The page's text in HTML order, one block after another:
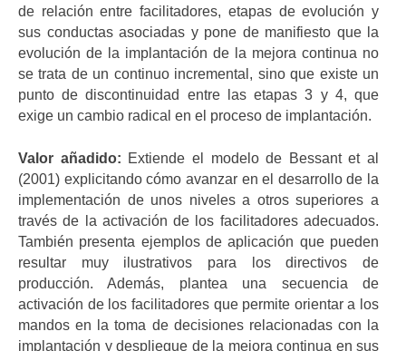
de relación entre facilitadores, etapas de evolución y
sus conductas asociadas y pone de manifiesto que la
evolución de la implantación de la mejora continua no
se trata de un continuo incremental, sino que existe un
punto de discontinuidad entre las etapas 3 y 4, que
exige un cambio radical en el proceso de implantación.
Valor añadido: Extiende el modelo de Bessant et al
(2001) explicitando cómo avanzar en el desarrollo de la
implementación de unos niveles a otros superiores a
través de la activación de los facilitadores adecuados.
También presenta ejemplos de aplicación que pueden
resultar muy ilustrativos para los directivos de
producción. Además, plantea una secuencia de
activación de los facilitadores que permite orientar a los
mandos en la toma de decisiones relacionadas con la
implantación y despliegue de la mejora continua en sus